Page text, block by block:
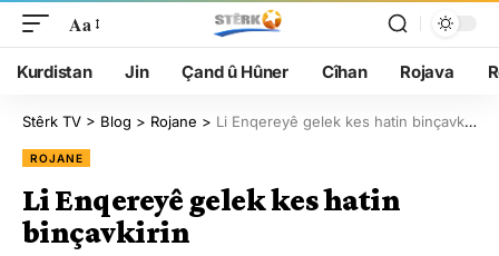
Aa
Kurdistan Jin Çand û Hûner Cîhan Rojava
Stêrk TV > Blog > Rojane > Li Enqereyê gelek kes hatin binçavkirin
ROJANE
Li Enqereyê gelek kes hatin
binçavkirin